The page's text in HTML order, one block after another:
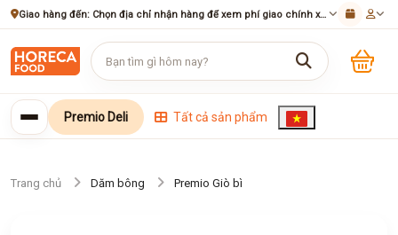
Giao hàng đến: Chọn địa chỉ nhận hàng để xem phí giao chính xác
Premio Deli Tất cả sản phẩm
Trang chủ Dăm bông Premio Giò bì